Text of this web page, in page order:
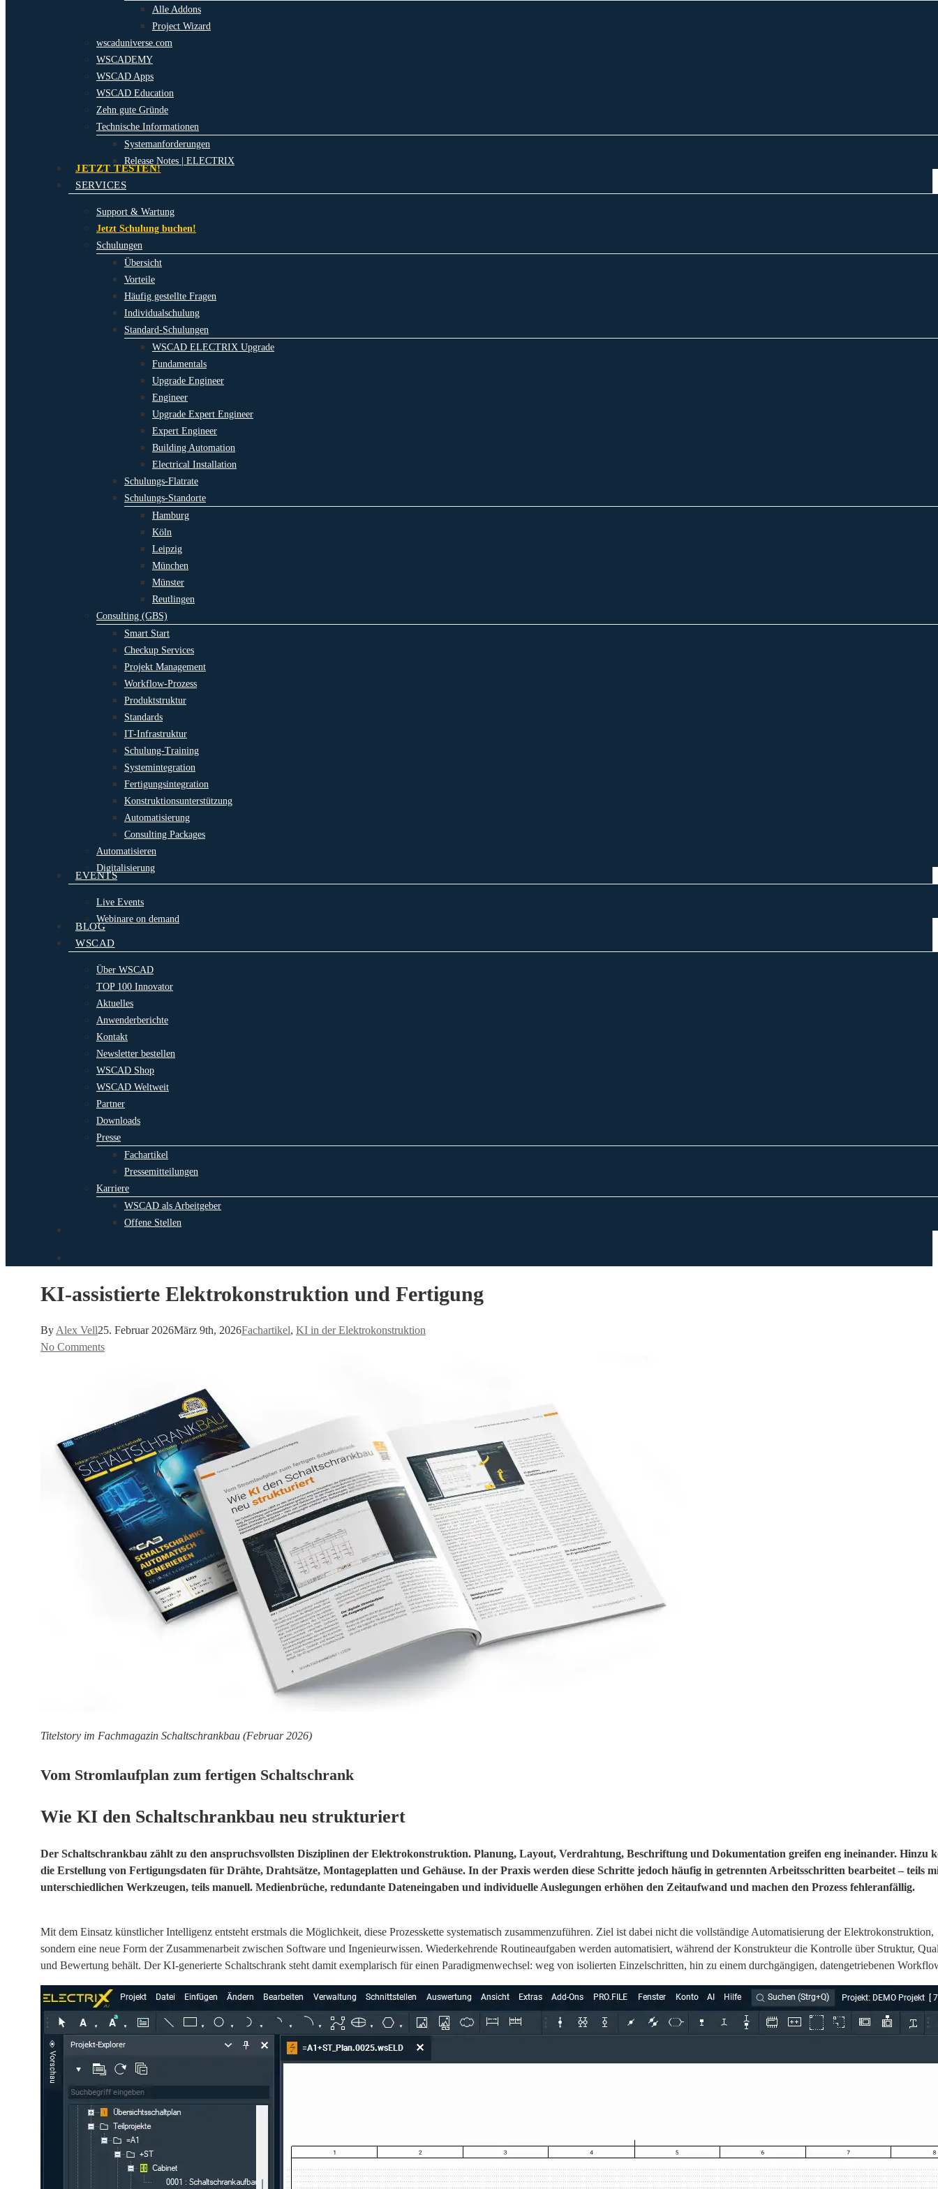
Alle Addons
Project Wizard
wscaduniverse.com
WSCADEMY
WSCAD Apps
WSCAD Education
Zehn gute Gründe
Technische Informationen
Systemanforderungen
Release Notes | ELECTRIX
JETZT TESTEN!
SERVICES
Support & Wartung
Jetzt Schulung buchen!
Schulungen
Übersicht
Vorteile
Häufig gestellte Fragen
Individualschulung
Standard-Schulungen
WSCAD ELECTRIX Upgrade
Fundamentals
Upgrade Engineer
Engineer
Upgrade Expert Engineer
Expert Engineer
Building Automation
Electrical Installation
Schulungs-Flatrate
Schulungs-Standorte
Hamburg
Köln
Leipzig
München
Münster
Reutlingen
Consulting (GBS)
Smart Start
Checkup Services
Projekt Management
Workflow-Prozess
Produktstruktur
Standards
IT-Infrastruktur
Schulung-Training
Systemintegration
Fertigungsintegration
Konstruktionsunterstützung
Automatisierung
Consulting Packages
Automatisieren
Digitalisierung
EVENTS
Live Events
Webinare on demand
BLOG
WSCAD
Über WSCAD
TOP 100 Innovator
Aktuelles
Anwenderberichte
Kontakt
Newsletter bestellen
WSCAD Shop
WSCAD Weltweit
Partner
Downloads
Presse
Fachartikel
Pressemitteilungen
Karriere
WSCAD als Arbeitgeber
Offene Stellen
KI-assistierte Elektrokonstruktion und Fertigung
By Alex Vell25. Februar 2026März 9th, 2026Fachartikel, KI in der Elektrokonstruktion
No Comments
Titelstory im Fachmagazin Schaltschrankbau (Februar 2026)
Vom Stromlaufplan zum fertigen Schaltschrank
Wie KI den Schaltschrankbau neu strukturiert
Der Schaltschrankbau zählt zu den anspruchsvollsten Disziplinen der Elektrokonstruktion. Planung, Layout, Verdrahtung, Beschriftung und Dokumentation greifen eng ineinander. Hinzu
die Erstellung von Fertigungsdaten für Drähte, Drahtsätze, Montageplatten und Gehäuse. In der Praxis werden diese Schritte jedoch häufig in getrennten Arbeitsschritten bearbeitet – teils
unterschiedlichen Werkzeugen, teils manuell. Medienbrüche, redundante Dateneingaben und individuelle Auslegungen erhöhen den Zeitaufwand und machen den Prozess fehleranfällig.
Mit dem Einsatz künstlicher Intelligenz entsteht erstmals die Möglichkeit, diese Prozesskette systematisch zusammenzuführen. Ziel ist dabei nicht die vollständige Automatisierung der Elektrokonstruktion,
sondern eine neue Form der Zusammenarbeit zwischen Software und Ingenieurwissen. Wiederkehrende Routineaufgaben werden automatisiert, während der Konstrukteur die Kontrolle über Struktur,
und Bewertung behält. Der KI-generierte Schaltschrank steht damit exemplarisch für einen Paradigmenwechsel: weg von isolierten Einzelschritten, hin zu einem durchgängigen, datengetriebenen